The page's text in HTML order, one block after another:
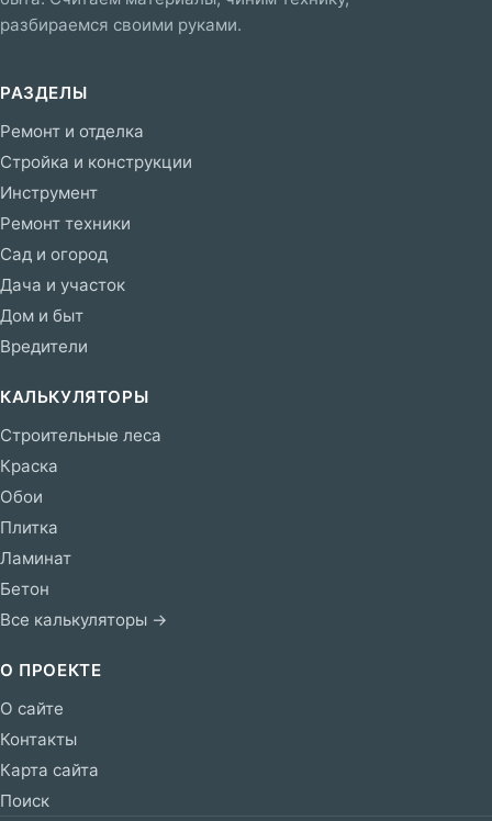
разбираемся своими руками.
РАЗДЕЛЫ
Ремонт и отделка
Стройка и конструкции
Инструмент
Ремонт техники
Сад и огород
Дача и участок
Дом и быт
Вредители
КАЛЬКУЛЯТОРЫ
Строительные леса
Краска
Обои
Плитка
Ламинат
Бетон
Все калькуляторы →
О ПРОЕКТЕ
О сайте
Контакты
Карта сайта
Поиск